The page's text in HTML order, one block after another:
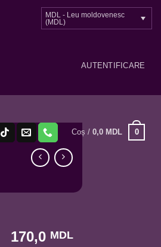
MDL - Leu moldovenesc
(MDL)
AUTENTIFICARE
Coș /0,0 MDL 0
170,0 MDL